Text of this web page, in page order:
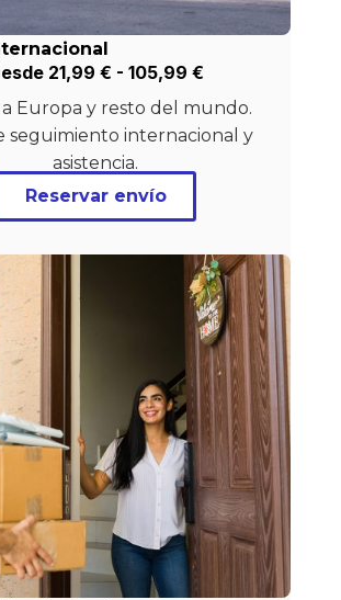
21,99 € - 105,99 €
a Europa y resto del mundo.
seguimiento internacional y
asistencia.
Reservar envío